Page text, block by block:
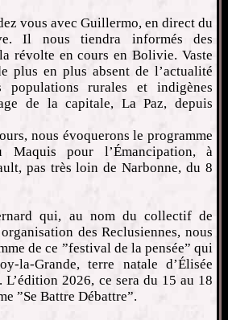
vous avec Guillermo, en direct du
Il nous tiendra informés des
révolte en cours en Bolivie. Vaste
plus en plus absent de l’actualité
populations rurales et indigènes
de la capitale, La Paz, depuis
nous évoquerons le programme
Maquis pour l’Émancipation, à
pas très loin de Narbonne, du 8
qui, au nom du collectif de
des Reclusiennes, nous
de ce ”festival de la pensée” qui
la-Grande, terre natale d’Élisée
L’édition 2026, ce sera du 15 au 18
”Se Battre Débattre”.